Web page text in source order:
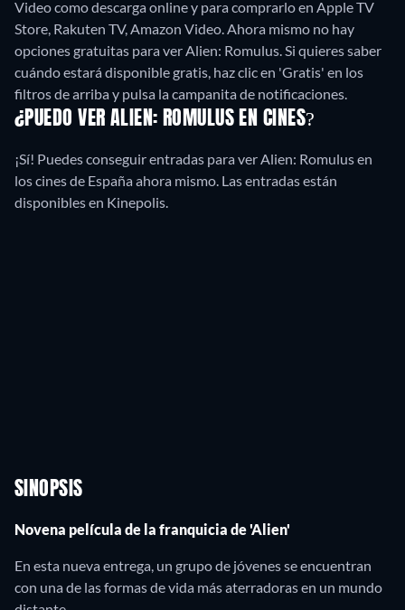
Video como descarga online y para comprarlo en Apple TV
Store, Rakuten TV, Amazon Video.Ahora mismo no hay
opciones gratuitas para ver Alien: Romulus. Si quieres saber
cuándo estará disponible gratis, haz clic en 'Gratis' en los
filtros de arriba y pulsa la campanita de notificaciones.
¿PUEDO VER ALIEN: ROMULUS EN CINES?
¡Sí! Puedes conseguir entradas para ver Alien: Romulus en
los cines de España ahora mismo. Las entradas están
disponibles en Kinepolis.
SINOPSIS
Novena película de la franquicia de 'Alien'
En esta nueva entrega, un grupo de jóvenes se encuentran
con una de las formas de vida más aterradoras en un mundo